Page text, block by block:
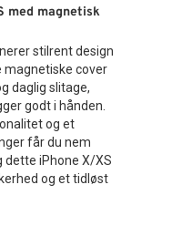
med magnetisk
stilrent design
cover
daglig slitage,
godt i hånden.
og et
får du nem
dette iPhone X/XS
og et tidløst